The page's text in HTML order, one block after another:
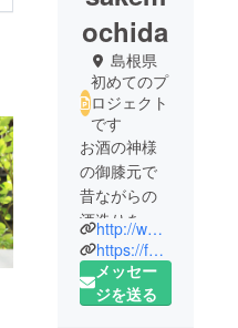
ochida
島根県
初めてのプ
ロジェクト
です
お酒の神様
の御膝元で
昔ながらの
酒造りを守
る小さな酒
蔵
http://www.sakemochida.jp/
https://facebook.com/%E9%85%92%E6%8C%81%E7%94%B0%E6%9C%AC%E5%BA%97-1484458741770946/
メッセー
ジを送る